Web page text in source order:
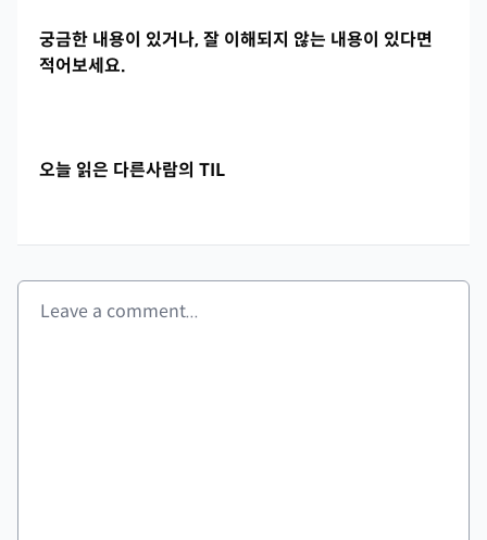
궁금한 내용이 있거나, 잘 이해되지 않는 내용이 있다면
적어보세요.
오늘 읽은 다른사람의 TIL